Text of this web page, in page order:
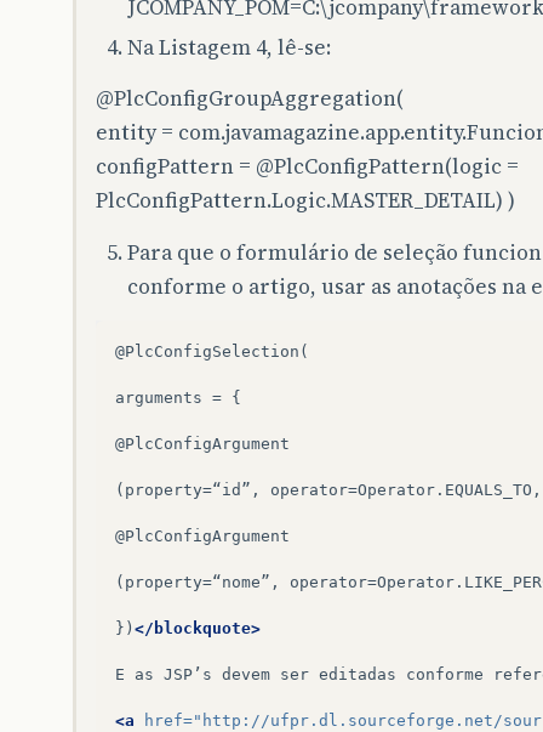
Na Listagem 4, lê-se:
@PlcConfigGroupAggregation(
entity =
configPattern = @PlcConfigPattern(logic =
PlcConfigPattern.Logic.MASTER_DETAIL) )
Para que o formulário de seleção
conforme o artigo, usar as anotações
@PlcConfigSelection(
arguments = {
@PlcConfigArgument
(property=“id”, operator=Operator.EQUALS_TO,
@PlcConfigArgument
(property=“nome”,
}) </blockquote>
E as JSP’s devem ser editadas conforme
<a href="http://ufpr.dl.sourceforge.net/